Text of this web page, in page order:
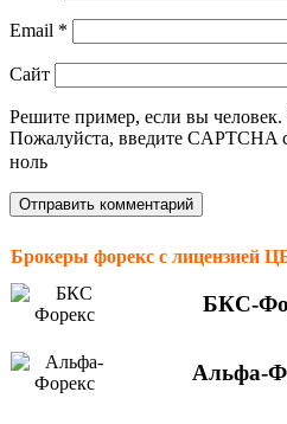
Email *
Сайт
Решите пример, если вы человек.
Пожалуйста, введите CAPTCHA
ноль
Брокеры форекс с лицензией
БКС-
Альфа-